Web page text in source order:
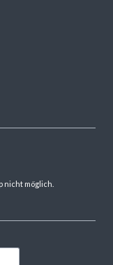
nicht möglich.